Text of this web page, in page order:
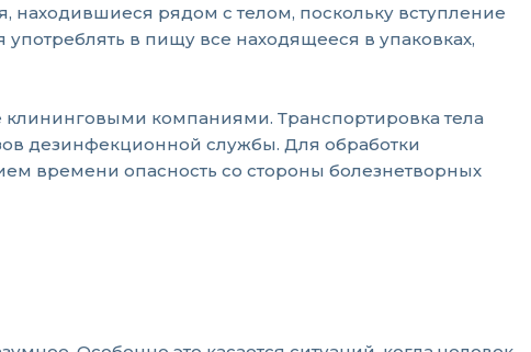
рядом с телом, поскольку вступление
в пищу все находящееся в упаковках,
компаниями. Транспортировка тела
дезинфекционной службы. Для обработки
времени опасность со стороны болезнетворных